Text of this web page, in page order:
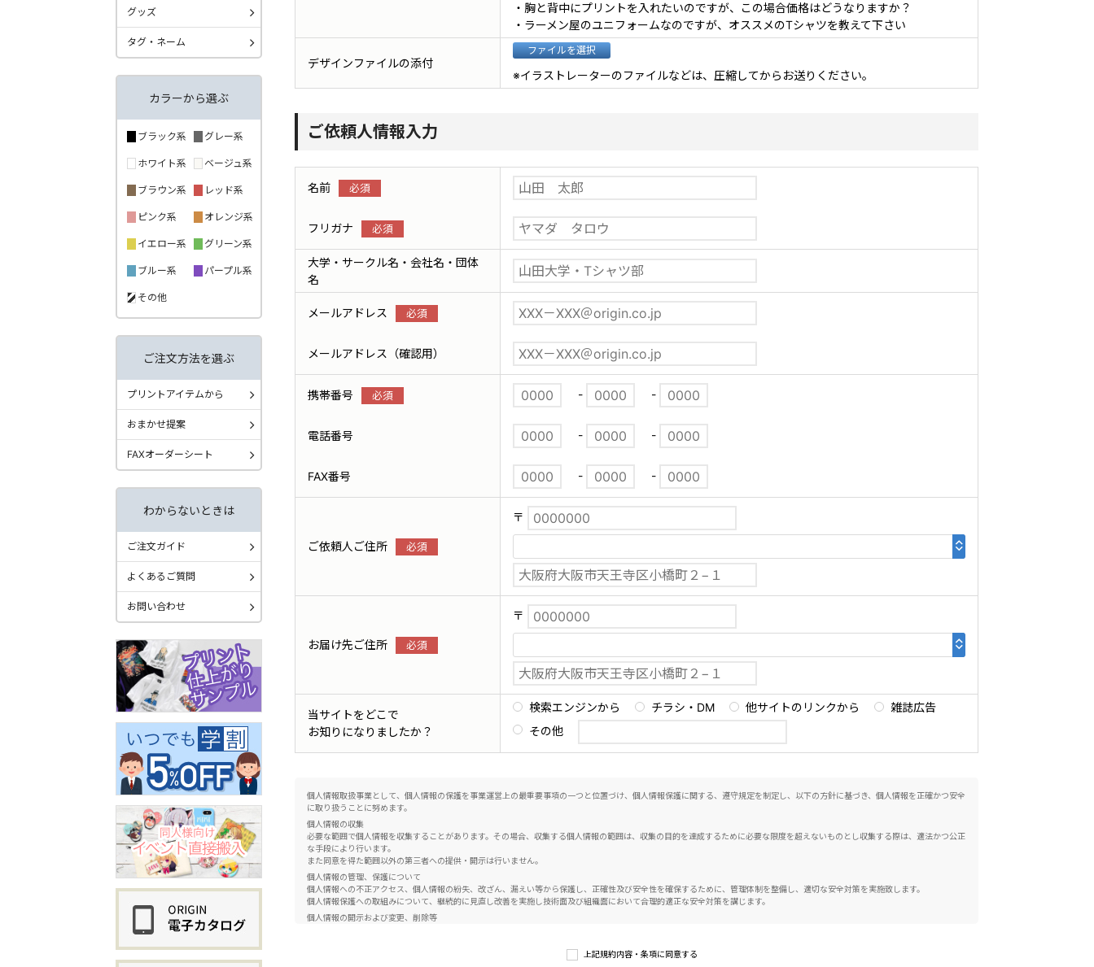
・胸と背中にプリントを入れたいのですが、この場合価格はどうなりますか？
・ラーメン屋のユニフォームなのですが、オススメのTシャツを教えて下さい
デザインファイルの添付
※イラストレーターのファイルなどは、圧縮してからお送りください。
ご依頼人情報入力
名前
フリガナ
大学・サークル名・会社名・団体
名
メールアドレス
メールアドレス（確認用）
携帯番号 - -
電話番号 - -
FAX番号 - -
ご依頼人ご住所
〒
お届け先ご住所
〒
当サイトをどこで
お知りになりましたか？
検索エンジンから チラシ・DM 他サイトのリンクから
雑誌広告
その他
個人情報取扱事業として、個人情報の保護を事業運営上の最重要事項の一つと位置づけ、個人情報保護に関する、遵守規定を制定し、以下の方針に基づき、個人情報を正確かつ安全
に取り扱うことに努めます。
個人情報の収集
必要な範囲で個人情報を収集することがあります。その場合、収集する個人情報の範囲は、収集の目的を達成するために必要な限度を超えないものとし収集する際は、適法かつ公正
な手段により行います。
また同意を得た範囲以外の第三者への提供・開示は行いません。
個人情報の管理、保護について
個人情報への不正アクセス、個人情報の紛失、改ざん、漏えい等から保護し、正確性及び安全性を確保するために、管理体制を整備し、適切な安全対策を実施致します。
個人情報保護への取組みについて、継続的に見直し改善を実施し技術面及び組織面において合理的適正な安全対策を講じます。
個人情報の開示および変更、削除等
上記規約内容・条項に同意する
グッズ
タグ・ネーム
カラーから選ぶ
ブラック系 グレー系
ホワイト系 ベージュ系
ブラウン系 レッド系
ピンク系 オレンジ系
イエロー系 グリーン系
ブルー系 パープル系
その他
ご注文方法を選ぶ
プリントアイテムから
おまかせ提案
FAXオーダーシート
わからないときは
ご注文ガイド
よくあるご質問
お問い合わせ